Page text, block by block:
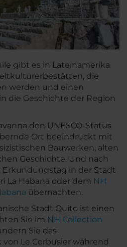
gibt es in Lateinamerika
die
werden und einen
die Geschichte der Region
den UNESCO-Status
Ort beeindruckt mit
Bauwerken, alten
Geschichte. Und nach
in der Stadt
La Habana oder dem NH
übernachten.
Stadt Quito ist einen
Sie im NH Collection
Sie das
Le Corbusier während